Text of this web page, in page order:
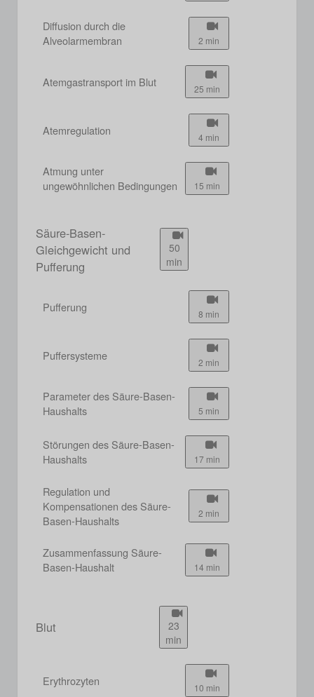
Diffusion durch die
Alveolarmembran
2 min
Atemgastransport im Blut 25 min
Atemregulation 4 min
Atmung unter
ungewöhnlichen Bedingungen
15 min
Säure-Basen-
Gleichgewicht und
Pufferung
50
min
Pufferung 8 min
Puffersysteme 2 min
Parameter des Säure-Basen-
Haushalts
5 min
Störungen des Säure-Basen-
Haushalts
17 min
Regulation und
Kompensationen des Säure-
Basen-Haushalts
2 min
Zusammenfassung Säure-
Basen-Haushalt
14 min
Blut
23
min
Erythrozyten 10 min